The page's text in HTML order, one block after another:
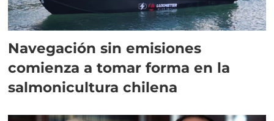
Navegación sin emisiones
comienza a tomar forma en la
salmonicultura chilena